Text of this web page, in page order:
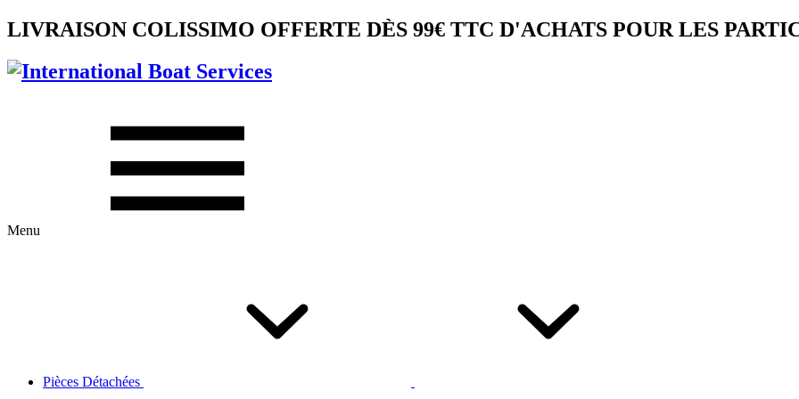
LIVRAISON COLISSIMO OFFERTE DÈS 99€ TTC D'ACHATS POUR LES
Menu
Pièces Détachées